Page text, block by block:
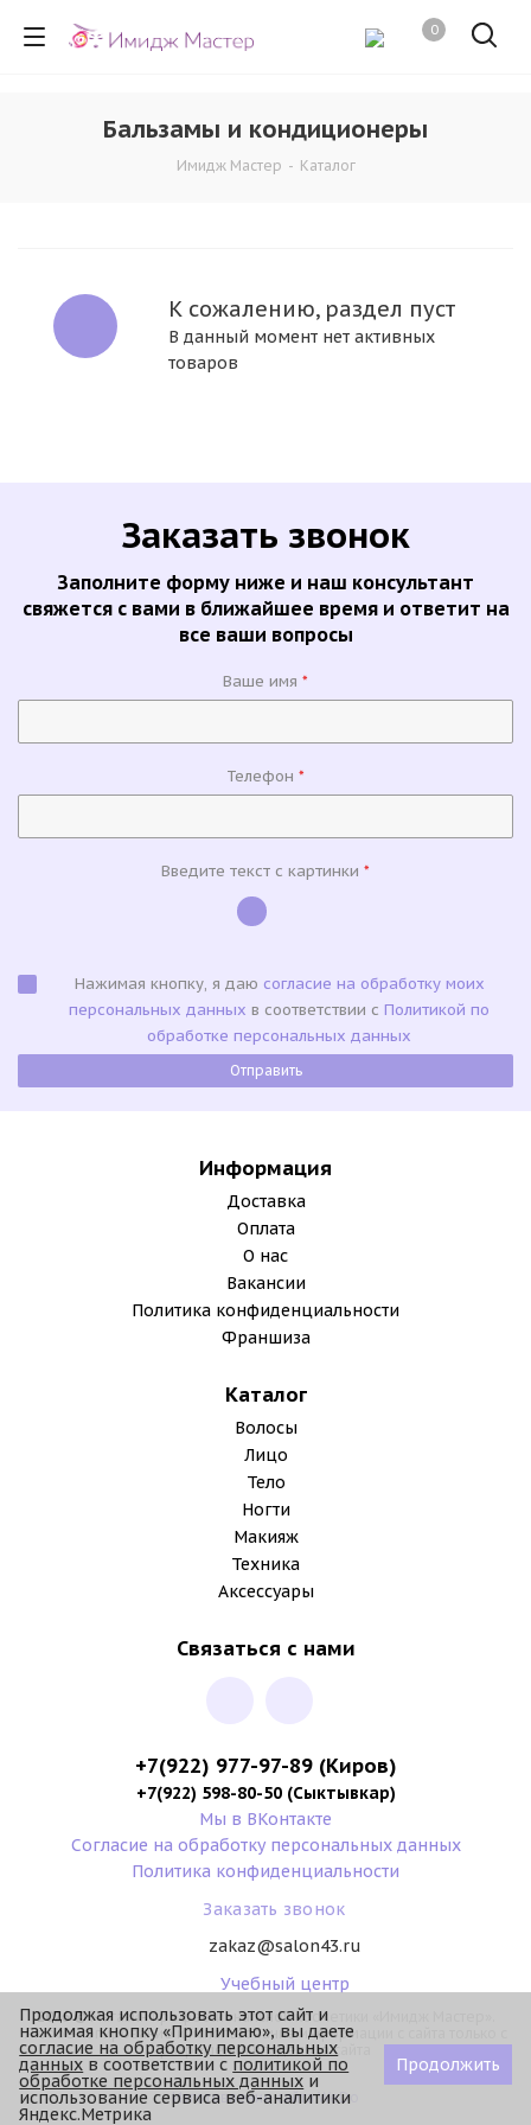
0
Бальзамы и кондиционеры
Имидж Мастер - Каталог
К сожалению, раздел пуст
В данный момент нет активных
товаров
Заказать звонок
Заполните форму ниже и наш консультант
свяжется с вами в ближайшее время и ответит на
все ваши вопросы
Ваше имя *
Телефон *
Введите текст с картинки *
Нажимая кнопку, я даю согласие на обработку моих
персональных данных в соответствии с Политикой по
обработке персональных данных
Информация
Доставка
Оплата
О нас
Вакансии
Политика конфиденциальности
Франшиза
Каталог
Волосы
Лицо
Тело
Ногти
Макияж
Техника
Аксессуары
Связаться с нами
+7(922) 977-97-89 (Киров)
+7(922) 598-80-50 (Сыктывкар)
Мы в ВКонтакте
Согласие на обработку персональных данных
Политика конфиденциальности
Заказать звонок
zakaz@salon43.ru
Учебный центр
2026 ©Магазин профессиональной косметики «Имидж Мастер».
Любое копирование и использование информации с сайта только с
разрешения владельца сайта
Изготовление сайта WeDo
Продолжая использовать этот сайт и
нажимая кнопку «Принимаю», вы даете
согласие на обработку персональных
данных в соответствии с политикой по
обработке персональных данных и
использование сервиса веб-аналитики
Яндекс.Метрика
Продолжить